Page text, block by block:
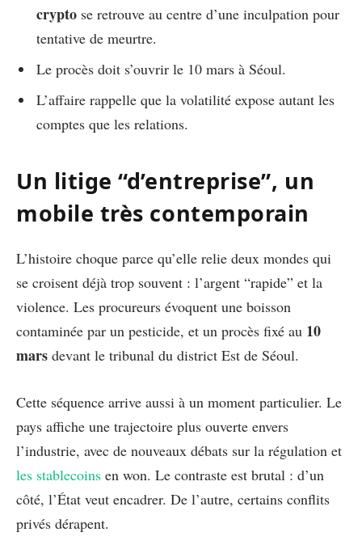
crypto se retrouve au centre d’une inculpation pour
tentative de meurtre.
Le procès doit s’ouvrir le 10 mars à Séoul.
L’affaire rappelle que la volatilité expose autant les
comptes que les relations.
Un litige “d’entreprise”, un
mobile très contemporain
L’histoire choque parce qu’elle relie deux mondes qui
se croisent déjà trop souvent : l’argent “rapide” et la
violence. Les procureurs évoquent une boisson
contaminée par un pesticide, et un procès fixé au 10
mars devant le tribunal du district Est de Séoul.
Cette séquence arrive aussi à un moment particulier. Le
pays affiche une trajectoire plus ouverte envers
l’industrie, avec de nouveaux débats sur la régulation et
les stablecoins en won. Le contraste est brutal : d’un
côté, l’État veut encadrer. De l’autre, certains conflits
privés dérapent.